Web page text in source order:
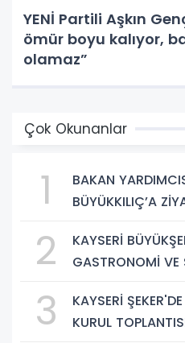
YENİ Partili Aşkın
ömür boyu kalıyor,
olamaz”
Çok Okunanlar
1
BAKAN
BÜYÜKKILIÇ’A
2
KAYSERİ
GASTRONOMİ VE
3
KAYSERİ
KURUL